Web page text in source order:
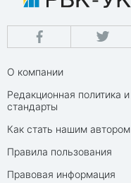
О компании
Редакционная политика и
стандарты
Как стать нашим автором
Правила пользования
Правовая информация